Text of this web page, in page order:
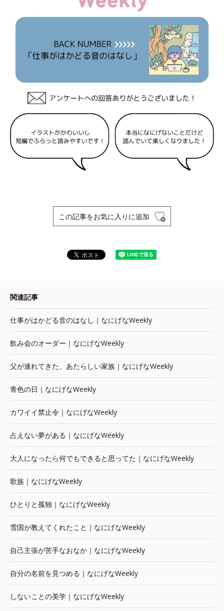
この記事をお気に入りに追加
関連記事
仕事がはかどる音のはなし｜なにげなWeekly
飲み会のオーダー｜なにげなWeekly
父が連れてきた、あたらしい家族｜なにげなWeekly
青色の日｜なにげなWeekly
カワイイ禁止令｜なにげなWeekly
占えない夢がある｜なにげなWeekly
大人になったら何でもできると思ってた｜なにげなWeekly
歌族｜なにげなWeekly
ひとりと孤独｜なにげなWeekly
雪国が教えてくれたこと｜なにげなWeekly
自己主張が苦手なおなか｜なにげなWeekly
自分の名前を見つめる｜なにげなWeekly
しないことの美学｜なにげなWeekly